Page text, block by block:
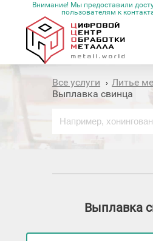
Внимание! Мы предоставили
пользователям к
Все услуги ›Литье
Выплавка свинца
Выплавка